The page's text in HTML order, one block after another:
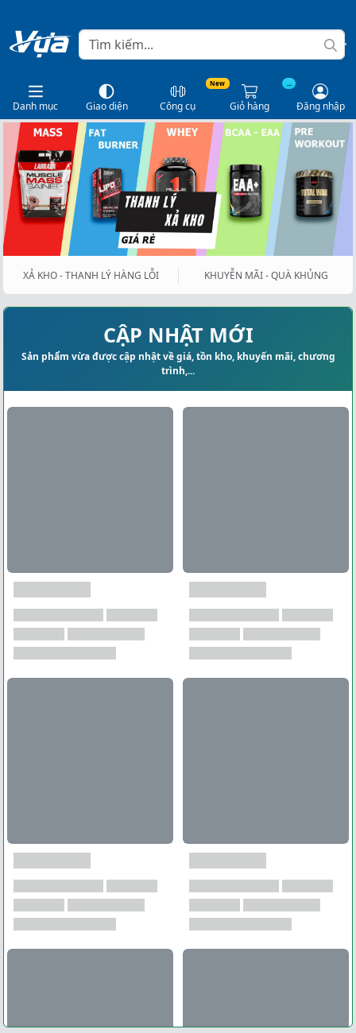
Danh mục Giao diện
New
Công cụ
...
Giỏ hàng Đăng nhập
XẢ KHO - THANH LÝ HÀNG LỖI KHUYỄN MÃI - QUÀ KHỦNG
CẬP NHẬT MỚI
Sản phẩm vừa được cập nhật về giá, tồn kho, khuyến mãi, chương
trình,...